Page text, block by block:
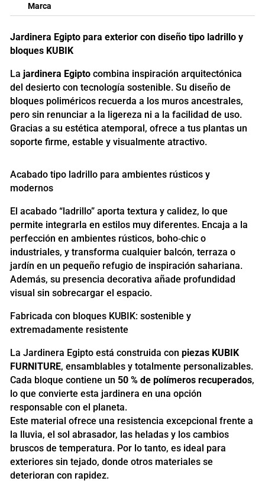
Marca
Jardinera Egipto para exterior con diseño tipo ladrillo y
bloques KUBIK
La jardinera Egiptocombina inspiración arquitectónica
del desierto con tecnología sostenible. Su diseño de
bloques poliméricos recuerda a los muros ancestrales,
pero sin renunciar a la ligereza ni a la facilidad de uso.
Gracias a su estética atemporal, ofrece a tus plantas un
soporte firme, estable y visualmente atractivo.
Acabado tipo ladrillo para ambientes rústicos y
modernos
El acabado “ladrillo” aporta textura y calidez, lo que
permite integrarla en estilos muy diferentes. Encaja a la
perfección en ambientes rústicos, boho‑chic o
industriales, y transforma cualquier balcón, terraza o
jardín en un pequeño refugio de inspiración sahariana.
Además, su presencia decorativa añade profundidad
visual sin sobrecargar el espacio.
Fabricada con bloques KUBIK: sostenible y
extremadamente resistente
La Jardinera Egipto está construida con piezas KUBIK
FURNITURE, ensamblables y totalmente personalizables.
Cada bloque contiene un 50 % de polímeros recuperados,
lo que convierte esta jardinera en una opción
responsable con el planeta.
Este material ofrece una resistencia excepcional frente a
la lluvia, el sol abrasador, las heladas y los cambios
bruscos de temperatura. Por lo tanto, es ideal para
exteriores sin tejado, donde otros materiales se
deterioran con rapidez.